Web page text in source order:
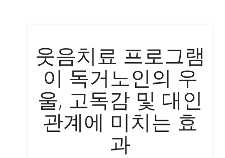
웃음치료 프로그램
이 독거노인의 우
울, 고독감 및 대인
관계에 미치는 효
과